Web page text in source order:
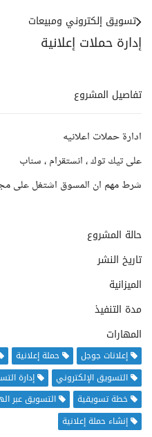
إدارة حملات إعلانية
تسويق إلكتروني ومبيعات
تفاصيل المشروع
ادارة حملات اعلانيه
على تيك توك ، انستقرام ، سناب
شرط مهم ان المسوق اشتغل على
حالة المشروع
تاريخ النشر
الميزانية
مدة التنفيذ
المهارات
إعلانات جوجل حملة إعلانية
التسويق الإلكتروني
إدارة
خطة تسويقية
التسويق عبر
إنشاء حملة إعلانية